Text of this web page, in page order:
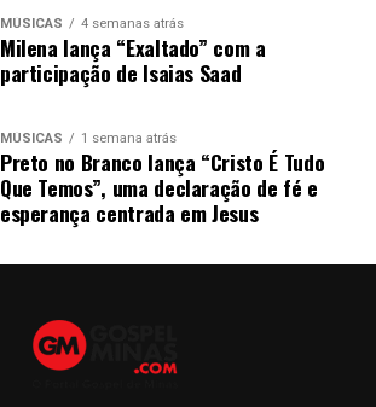
MÚSICAS 4 semanas atrás
Milena lança “Exaltado” com a
participação de Isaias Saad
MÚSICAS 1 semana atrás
Preto no Branco lança “Cristo É Tudo
Que Temos”, uma declaração de fé e
esperança centrada em Jesus